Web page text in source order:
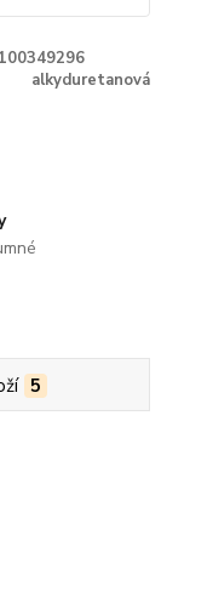
alkyduretanová
5